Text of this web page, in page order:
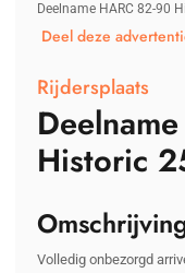
Deelname HARC 82-90
Deel deze
Rijdersplaats
Historic
Volledig onbezorgd